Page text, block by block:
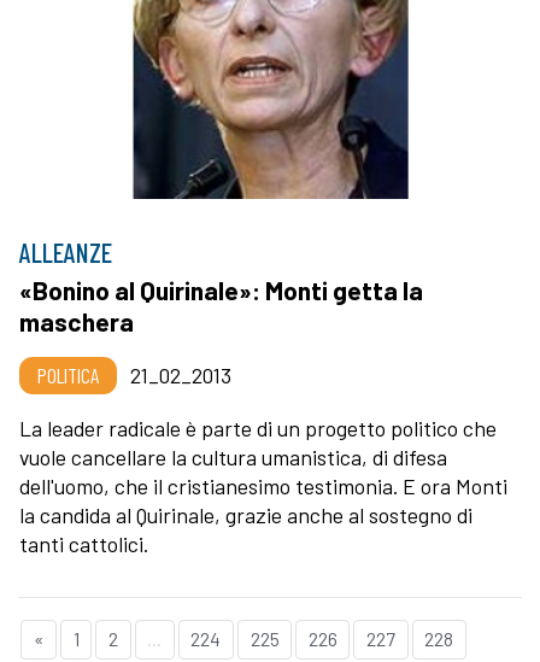
ALLEANZE
«Bonino al Quirinale»: Monti getta la
maschera
POLITICA
21_02_2013
La leader radicale è parte di un progetto politico che
vuole cancellare la cultura umanistica, di difesa
dell'uomo, che il cristianesimo testimonia. E ora Monti
la candida al Quirinale, grazie anche al sostegno di
tanti cattolici.
« 1 2 ... 224 225 226 227 228